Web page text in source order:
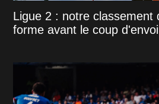
Ligue 2 : notre classement
forme avant le coup d'envoi